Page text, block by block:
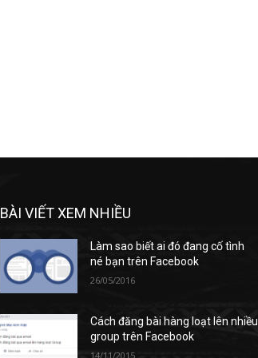
BÀI VIẾT XEM NHIỀU
Làm sao biết ai đó đang cố tình
né bạn trên Facebook
26/05/2016
Cách đăng bài hàng loạt lên nhiều
group trên Facebook
14/11/2015